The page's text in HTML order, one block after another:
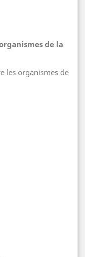
de la
les organismes de